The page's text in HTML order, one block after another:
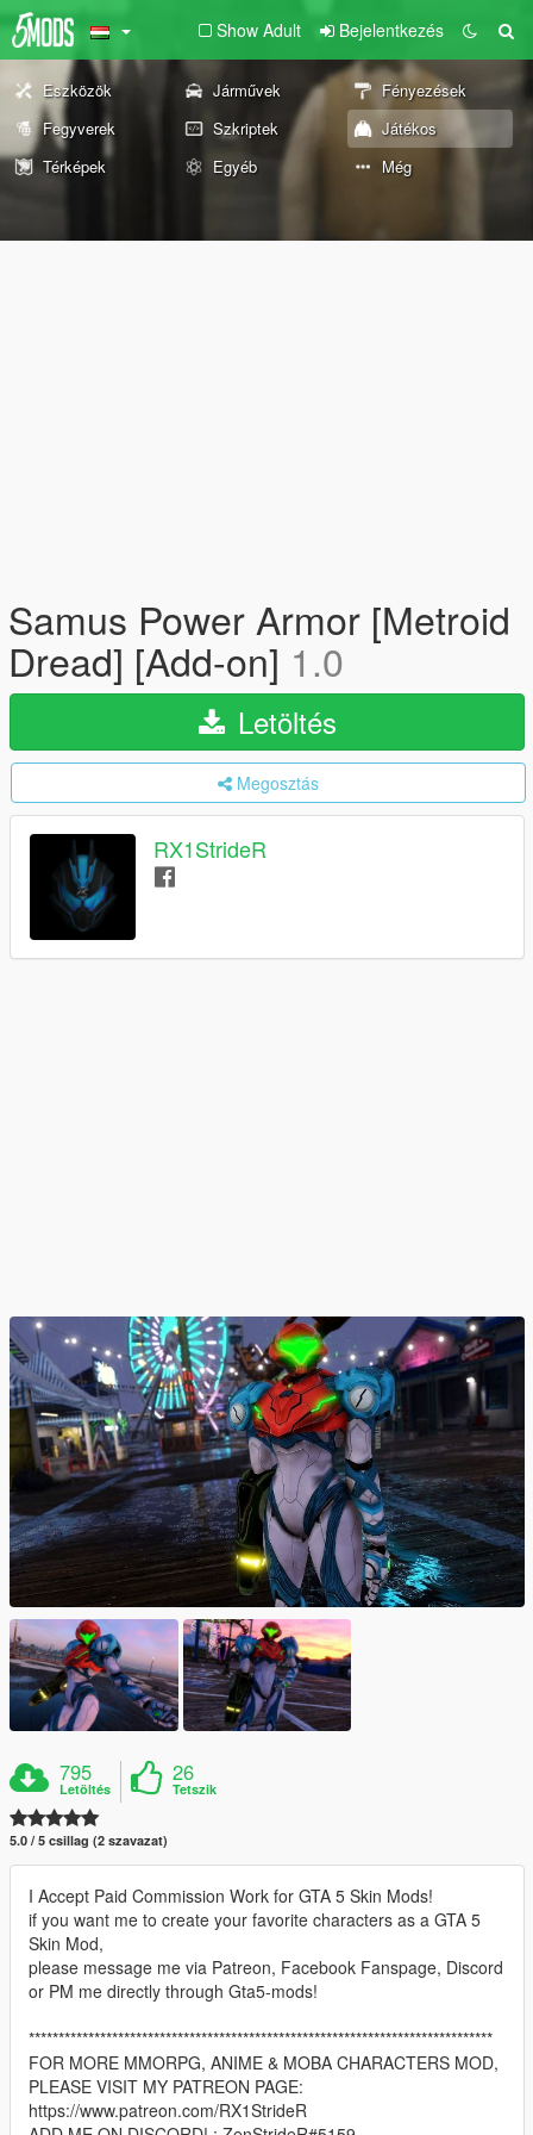
Show Adult Bejelentkezés
Eszközök Járművek
Fényezések
Fegyverek
Szkriptek
Játékos
Térképek
Egyéb Még
Samus Power Armor [Metroid
Dread] [Add-on] 1.0
Letöltés
Megosztás
RX1StrideR
795
Letöltés
26
Tetszik
5.0 / 5 csillag (2 szavazat)
I Accept Paid Commission Work for GTA 5 Skin Mods!
if you want me to create your favorite characters as a GTA 5
Skin Mod,
please message me via Patreon, Facebook Fanspage, Discord
or PM me directly through Gta5-mods!
******************************************************************************
FOR MORE MMORPG, ANIME & MOBA CHARACTERS MOD,
PLEASE VISIT MY PATREON PAGE:
https://www.patreon.com/RX1StrideR